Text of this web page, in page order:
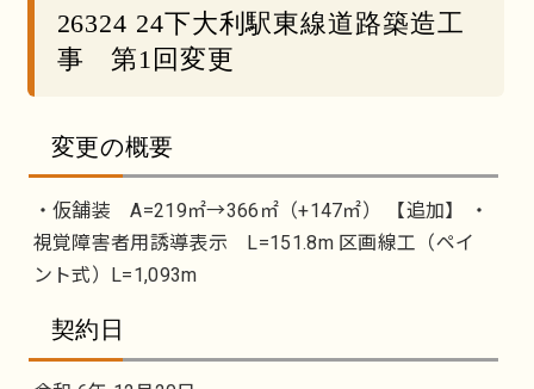
26324 24下大利駅東線道路築造工
事 第1回変更
変更の概要
・仮舗装 A=219㎡→366㎡（+147㎡） 【追加】 ・
視覚障害者用誘導表示 L=151.8m 区画線工（ペイ
ント式）L=1,093m
契約日